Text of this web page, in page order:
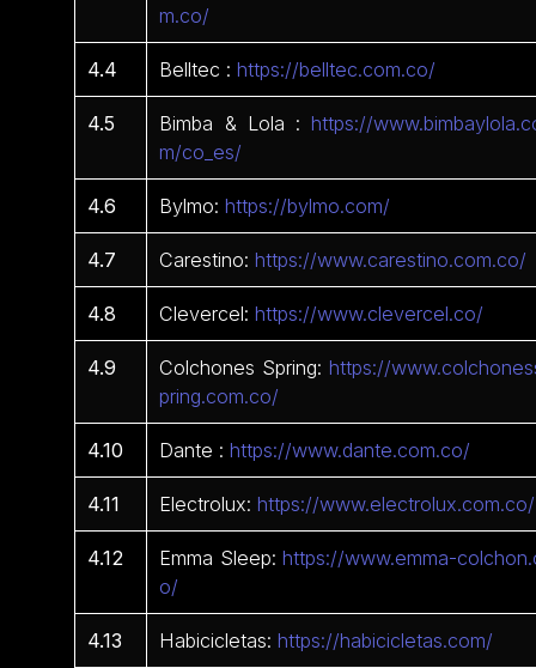
m.co/
4.4 Belltec :https://belltec.com.co/
4.5 Bimba & Lola :https://
m/co_es/
4.6 Bylmo:https://bylmo.com/
4.7 Carestino:https://www.carestino.com.co/
4.8 Clevercel:https://www.clevercel.co/
4.9 Colchones Spring:https://
pring.com.co/
4.10 Dante :https://www.dante.com.co/
4.11 Electrolux:https://www.electrolux.com.co/
4.12 Emma Sleep:https://www.emma-
o/
4.13 Habicicletas:https://habicicletas.com/